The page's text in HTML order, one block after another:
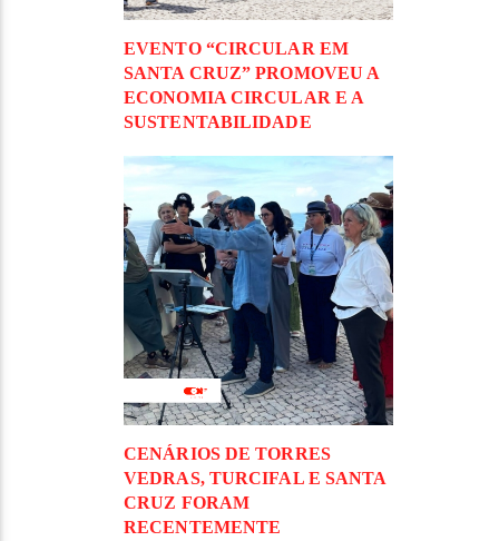
EVENTO “CIRCULAR EM
SANTA CRUZ” PROMOVEU A
ECONOMIA CIRCULAR E A
SUSTENTABILIDADE
CENÁRIOS DE TORRES
VEDRAS, TURCIFAL E SANTA
CRUZ FORAM
RECENTEMENTE